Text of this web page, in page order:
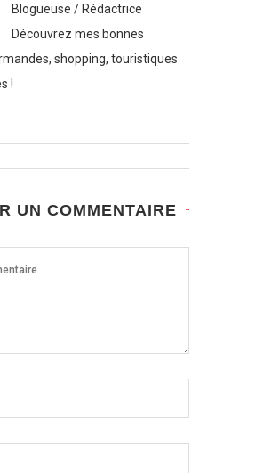
Blogueuse / Rédactrice
Découvrez mes bonnes
shopping, touristiques
!
UN COMMENTAIRE